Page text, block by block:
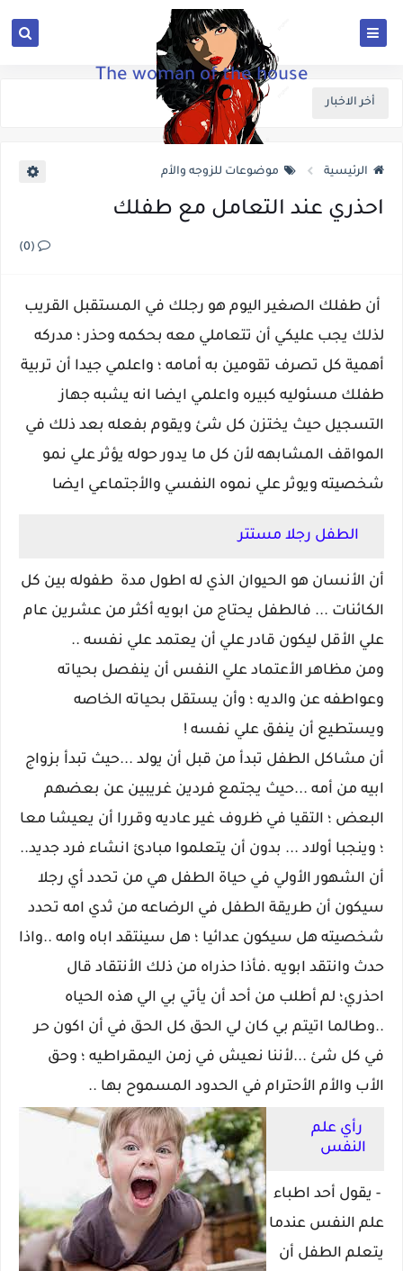
The woman of the house
أخر الاخبار
الرئيسية موضوعات للزوجه والأم
احذري عند التعامل مع طفلك
(0)
أن طفلك الصغير اليوم هو رجلك في المستقبل القريب
لذلك يجب عليكي أن تتعاملي معه بحكمه وحذر ؛ مدركه
أهمية كل تصرف تقومين به أمامه ؛ واعلمي جيدا أن تربية
طفلك مسئوليه كبيره واعلمي ايضا انه يشبه جهاز
التسجيل حيث يختزن كل شئ ويقوم بفعله بعد ذلك في
المواقف المشابهه لأن كل ما يدور حوله يؤثر علي نمو
شخصيته ويوثر علي نموه النفسي والأجتماعي ايضا
الطفل رجلا مستتر
أن الأنسان هو الحيوان الذي له اطول مدة طفوله بين كل
الكائنات ... فالطفل يحتاج من ابويه أكثر من عشرين عام
علي الأقل ليكون قادر علي أن يعتمد علي نفسه ..
ومن مظاهر الأعتماد علي النفس أن ينفصل بحياته
وعواطفه عن والديه ؛ وأن يستقل بحياته الخاصه
ويستطيع أن ينفق علي نفسه !
أن مشاكل الطفل تبدأ من قبل أن يولد ...حيث تبدأ بزواج
ابيه من أمه ...حيث يجتمع فردين غريبين عن بعضهم
البعض ؛ التقيا في ظروف غير عاديه وقررا أن يعيشا معا
؛ وينجبا أولاد ... بدون أن يتعلموا مبادئ انشاء فرد جديد..
أن الشهور الأولي في حياة الطفل هي من تحدد أي رجلا
سيكون أن طريقة الطفل في الرضاعه من ثدي امه تحدد
شخصيته هل سيكون عدائيا ؛ هل سينتقد اباه وامه ..واذا
حدث وانتقد ابويه .فأذا حذراه من ذلك الأنتقاد قال
احذري؛ لم أطلب من أحد أن يأتي بي الي هذه الحياه
..وطالما اتيتم بي كان لي الحق كل الحق في أن اكون حر
في كل شئ ...لأننا نعيش في زمن اليمقراطيه ؛ وحق
الأب والأم الأحترام في الحدود المسموح بها ..
رأي علم
النفس
- يقول أحد اطباء
علم النفس عندما
يتعلم الطفل أن